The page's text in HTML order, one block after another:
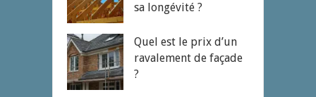
sa longévité ?
Quel est le prix d’un
ravalement de façade
?